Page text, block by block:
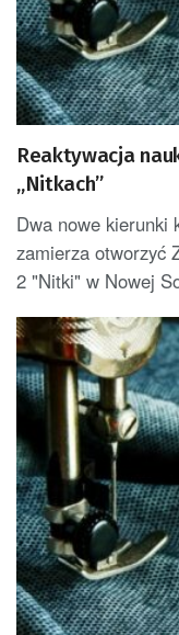
Reaktywacja
„Nitkach”
Dwa nowe kierunki
zamierza otworzyć
2 "Nitki" w Nowej